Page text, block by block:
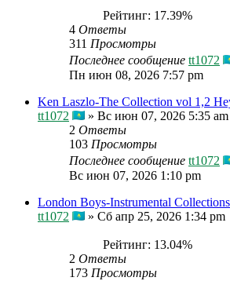
Рейтинг: 17.39%
4 Ответы
311 Просмотры
Последнее сообщение tt1072
Пн июн 08, 2026 7:57 pm
Ken Laszlo-The Collection vol 1,2
tt1072
» Вс июн 07, 2026 5:35 am
2 Ответы
103 Просмотры
Последнее сообщение tt1072
Вс июн 07, 2026 1:10 pm
London Boys-Instrumental
tt1072
» Сб апр 25, 2026 1:34 pm
Рейтинг: 13.04%
2 Ответы
173 Просмотры